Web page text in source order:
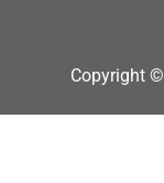
Copyright ©